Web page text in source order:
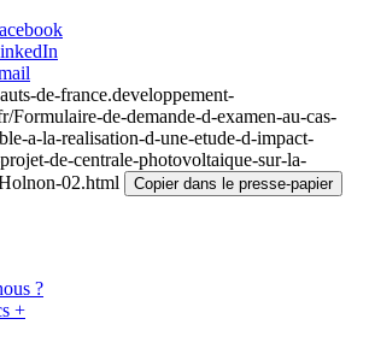
de-france.developpement-
Formulaire-de-demande-d-examen-au-cas-
a-la-realisation-d-une-etude-d-impact-
de-centrale-photovoltaique-sur-la-
02.html
Copier dans le presse-papier
?
+